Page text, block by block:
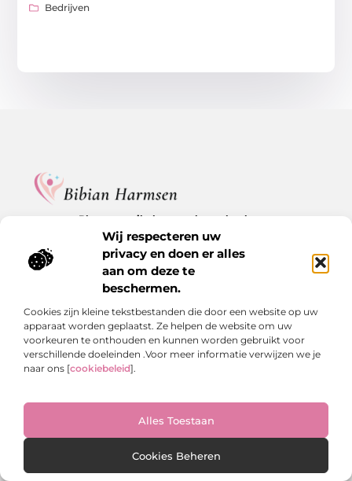
Wij respecteren uw
privacy en doen er alles
aan om deze te
beschermen.
Cookies zijn kleine tekstbestanden die door een website op uw
apparaat worden geplaatst. Ze helpen de website om uw
voorkeuren te onthouden en kunnen worden gebruikt voor
verschillende doeleinden .Voor meer informatie verwijzen we je
naar ons [cookiebeleid].
Alles Toestaan
Cookies Beheren
Bedrijven
Blogs en artikelen over het echte leven.
Ontdek inspirerende verhalen, herkenbare momenten en
waardevolle inzichten op BibianHarmsen.nl.
Bericht categorie
Onze informatie
Website index
Cookiebeleid (EU)
@2025 www.bibianharmsen.nl. All Right Reserved.